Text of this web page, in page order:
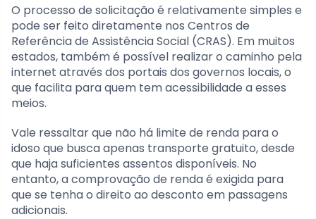
O processo de solicitação é relativamente simples e
pode ser feito diretamente nos Centros de
Referência de Assistência Social (CRAS). Em muitos
estados, também é possível realizar o caminho pela
internet através dos portais dos governos locais, o
que facilita para quem tem acessibilidade a esses
meios.
Vale ressaltar que não há limite de renda para o
idoso que busca apenas transporte gratuito, desde
que haja suficientes assentos disponíveis. No
entanto, a comprovação de renda é exigida para
que se tenha o direito ao desconto em passagens
adicionais.